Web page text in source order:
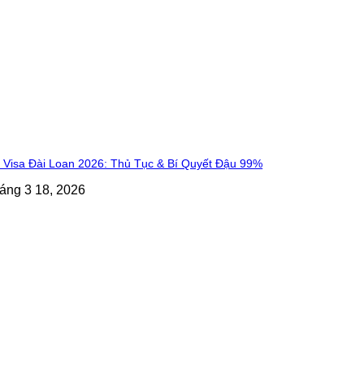
Visa Đài Loan 2026: Thủ Tục & Bí Quyết Đậu 99%
3 18, 2026